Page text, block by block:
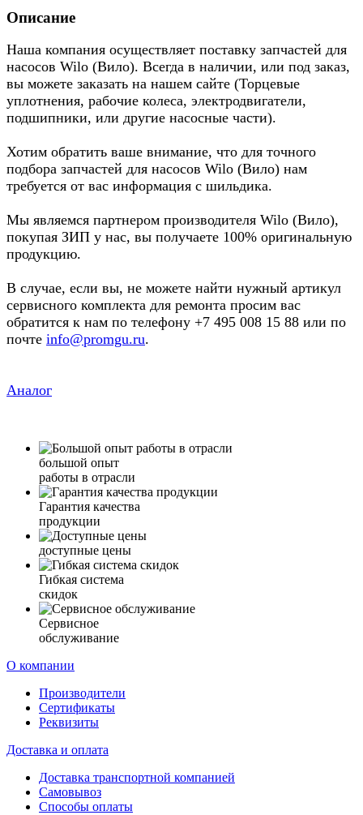
Описание
Наша компания осуществляет поставку запчастей для
насосов Wilo (Вило). Всегда в наличии, или под заказ,
вы можете заказать на нашем сайте (Торцевые
уплотнения, рабочие колеса, электродвигатели,
подшипники, или другие насосные части).
Хотим обратить ваше внимание, что для точного
подбора запчастей для насосов Wilo (Вило) нам
требуется от вас информация с шильдика.
Мы являемся партнером производителя Wilo (Вило),
покупая ЗИП у нас, вы получаете 100% оригинальную
продукцию.
В случае, если вы, не можете найти нужный артикул
сервисного комплекта для ремонта просим вас
обратится к нам по телефону +7 495 008 15 88 или по
почте info@promgu.ru.
Аналог
большой опыт
работы в отрасли
Гарантия качества
продукции
доступные цены
Гибкая система
скидок
Сервисное
обслуживание
О компании
Производители
Сертификаты
Реквизиты
Доставка и оплата
Доставка транспортной компанией
Самовывоз
Способы оплаты